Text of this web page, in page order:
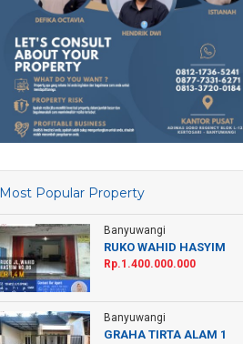
Most Popular Property
Banyuwangi
RUKO WAHID HASYIM
Rp.1.400.000.000
Banyuwangi
GRAHA TIRTA ALAM 1